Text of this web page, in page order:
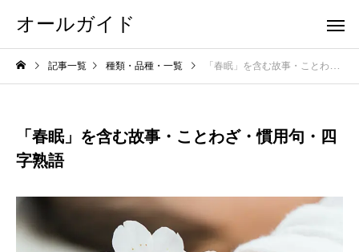
オールガイド
記事一覧 種類・品種・一覧 「春眠」を含む故事・ことわざ・慣用句・四字熟語
「春眠」を含む故事・ことわざ・慣用句・四
字熟語